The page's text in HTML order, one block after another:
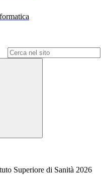
Superiore di Sanità 2026